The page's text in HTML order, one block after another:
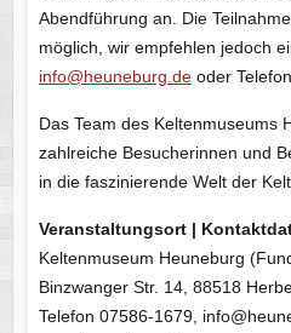
Abendführung an. Die
möglich, wir empfehlen jedoch
info@heuneburg.deoder
Das Team des Keltenmuseums
zahlreiche Besucherinnen und
in die faszinierende Welt der
Veranstaltungsort |
Keltenmuseum Heuneburg
Binzwanger Str. 14, 88518
Telefon 07586-1679,